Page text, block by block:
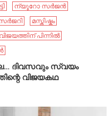
ന്യൂറോ സർജൻ
മസ്തിഷ്കം
വിജയത്തിന് പിന്നിൽ
ദിവസവും സ്വയം
വിജയകഥ